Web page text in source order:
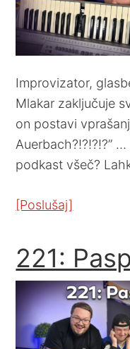
Improvizator,
Mlakar zaključuje
on postavi
Auerbach?!?!?!?”
podkast všeč?
[Poslušaj]
221: